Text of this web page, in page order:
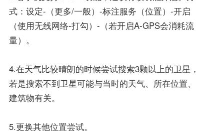
式：设定-（更多/一般）-标注服务（位置）-开启
（使用无线网络-打勾）-（若开启A-GPS会消耗流
量）。
4.在天气比较晴朗的时候尝试搜索3颗以上的卫星，
若是搜索不到卫星可能与当时的天气、所在位置、
建筑物有关。
5.更换其他位置尝试。